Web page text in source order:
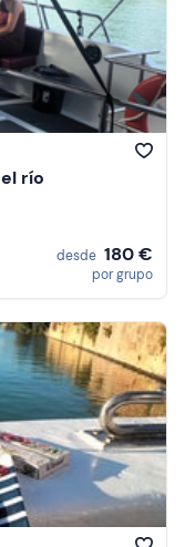
río
desde 180 €
por grupo